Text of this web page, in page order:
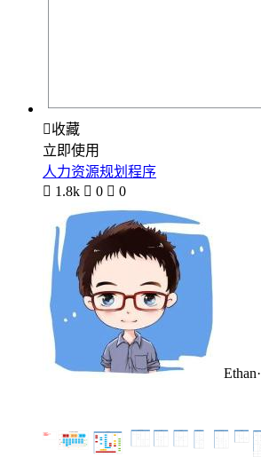
收藏
立即使用
人力资源规划程序
 1.8k  0  0